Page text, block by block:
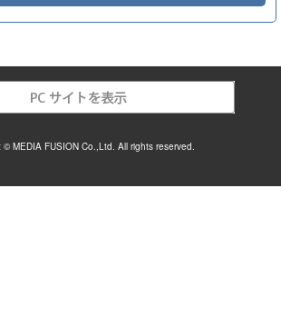
© MEDIA FUSION Co.,Ltd. All rights reserved.